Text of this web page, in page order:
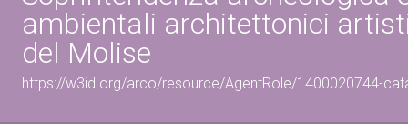
ambientali architettonici
del Molise
https://w3id.org/arco/resource/AgentRole/1400020744-